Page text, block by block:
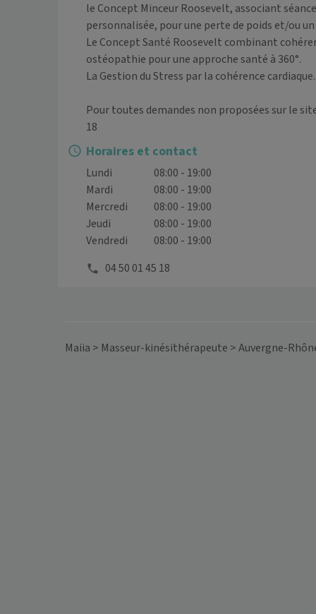
le Concept Minceur Roosevelt, associant
personnalisée, pour une perte de poids et/ou
Le Concept Santé Roosevelt combinant
ostéopathie pour une approche santé à 360°.
La Gestion du Stress par la cohérence cardiaque.
Pour toutes demandes non proposées sur le
18
Horaires et contact
Lundi
08:00 - 19:00
Mardi
08:00 - 19:00
Mercredi
08:00 - 19:00
Jeudi
08:00 - 19:00
Vendredi
08:00 - 19:00
04 50 01 45 18
Maiia > Masseur-kinésithérapeute >Auvergne-